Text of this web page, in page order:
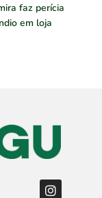
faz perícia
em loja